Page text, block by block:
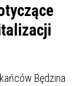
Będzina